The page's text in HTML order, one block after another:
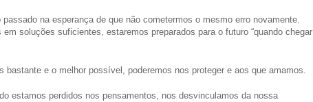
na esperança de que não cometermos o mesmo erro novamente.
soluções suficientes, estaremos preparados para o futuro “quando chegar
bastante e o melhor possível, poderemos nos proteger e aos que amamos.
estamos perdidos nos pensamentos, nos desvinculamos da nossa